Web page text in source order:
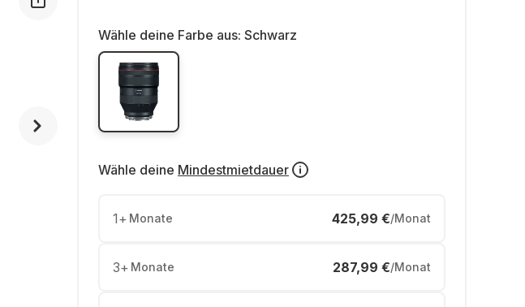
Wähle deine Farbe aus: Schwarz
Wähle deine Mindestmietdauer
1+ Monate 425,99 €/Monat
3+ Monate 287,99 €/Monat